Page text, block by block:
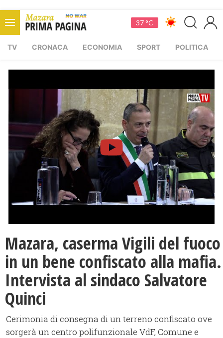
37 °C
TV CRONACA ECONOMIA SPORT POLITICA
Mazara, caserma Vigili del fuoco
in un bene confiscato alla mafia.
Intervista al sindaco Salvatore
Quinci
Cerimonia di consegna di un terreno confiscato ove
sorgerà un centro polifunzionale VdF, Comune e